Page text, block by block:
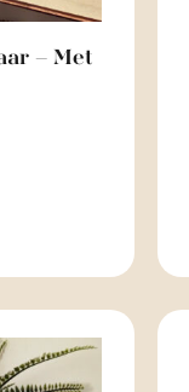
– Met